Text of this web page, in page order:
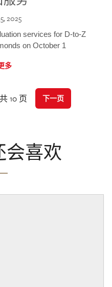
2025
services for D-to-Z
on October 1
多
10 页 下一页
会喜欢